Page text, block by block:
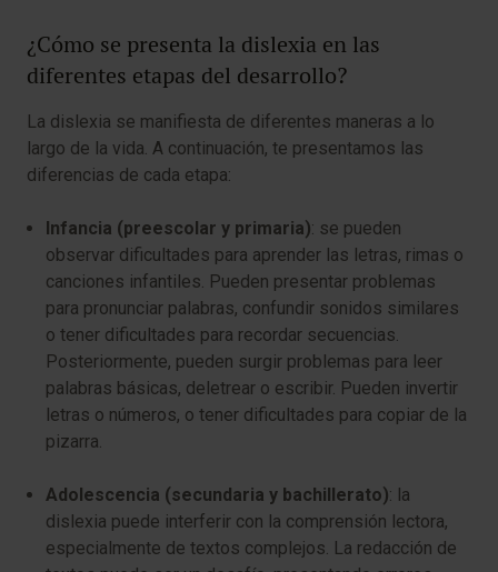
¿Cómo se presenta la dislexia en las
diferentes etapas del desarrollo?
La dislexia se manifiesta de diferentes maneras a lo
largo de la vida. A continuación, te presentamos las
diferencias de cada etapa:
Infancia (preescolar y primaria): se pueden
observar dificultades para aprender las letras, rimas o
canciones infantiles. Pueden presentar problemas
para pronunciar palabras, confundir sonidos similares
o tener dificultades para recordar secuencias.
Posteriormente, pueden surgir problemas para leer
palabras básicas, deletrear o escribir. Pueden invertir
letras o números, o tener dificultades para copiar de la
pizarra.
Adolescencia (secundaria y bachillerato): la
dislexia puede interferir con la comprensión lectora,
especialmente de textos complejos. La redacción de